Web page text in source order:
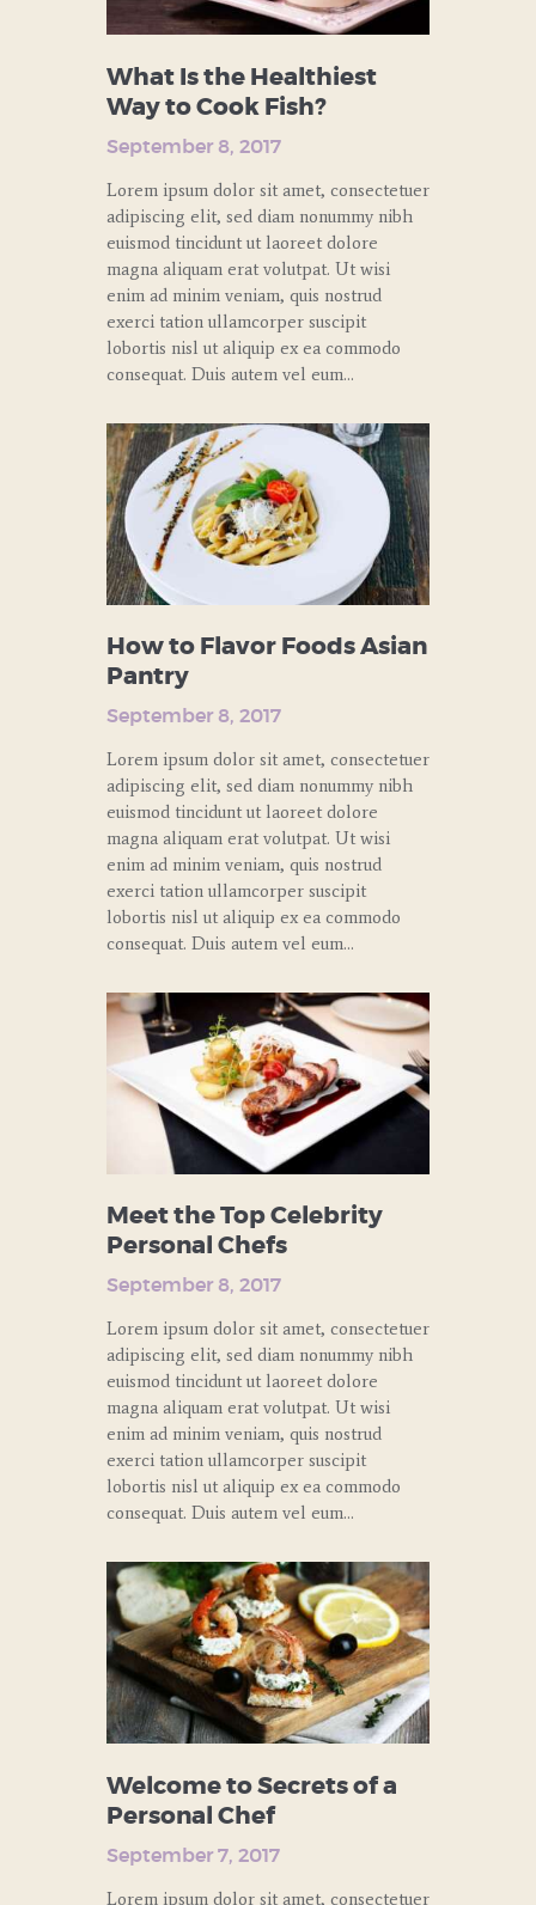
What Is the Healthiest
Way to Cook Fish?
September 8, 2017
Lorem ipsum dolor sit amet, consectetuer
adipiscing elit, sed diam nonummy nibh
euismod tincidunt ut laoreet dolore
magna aliquam erat volutpat. Ut wisi
enim ad minim veniam, quis nostrud
exerci tation ullamcorper suscipit
lobortis nisl ut aliquip ex ea commodo
consequat. Duis autem vel eum…
How to Flavor Foods Asian
Pantry
September 8, 2017
Lorem ipsum dolor sit amet, consectetuer
adipiscing elit, sed diam nonummy nibh
euismod tincidunt ut laoreet dolore
magna aliquam erat volutpat. Ut wisi
enim ad minim veniam, quis nostrud
exerci tation ullamcorper suscipit
lobortis nisl ut aliquip ex ea commodo
consequat. Duis autem vel eum…
Meet the Top Celebrity
Personal Chefs
September 8, 2017
Lorem ipsum dolor sit amet, consectetuer
adipiscing elit, sed diam nonummy nibh
euismod tincidunt ut laoreet dolore
magna aliquam erat volutpat. Ut wisi
enim ad minim veniam, quis nostrud
exerci tation ullamcorper suscipit
lobortis nisl ut aliquip ex ea commodo
consequat. Duis autem vel eum…
Welcome to Secrets of a
Personal Chef
September 7, 2017
Lorem ipsum dolor sit amet, consectetuer